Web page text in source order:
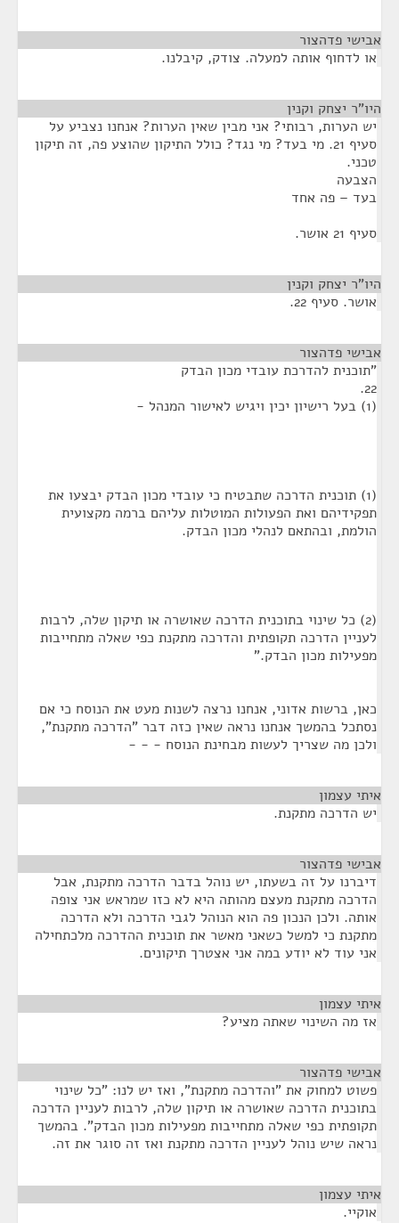
אבישי פדהצור
או לדחוף אותה למעלה. צודק, קיבלנו.
היו"ר יצחק וקנין
יש הערות, רבותי? אני מבין שאין הערות? אנחנו נצביע על
סעיף 21. מי בעד? מי נגד? כולל התיקון שהוצע פה, זה תיקון
טכני.
הצבעה
בעד – פה אחד
סעיף 21 אושר.
היו"ר יצחק וקנין
אושר. סעיף 22.
אבישי פדהצור
"תוכנית להדרכת עובדי מכון הבדק
22.
(1) בעל רישיון יכין ויגיש לאישור המנהל -
(1) תוכנית הדרכה שתבטיח כי עובדי מכון הבדק יבצעו את
תפקידיהם ואת הפעולות המוטלות עליהם ברמה מקצועית
הולמת, ובהתאם לנהלי מכון הבדק.
(2) כל שינוי בתוכנית הדרכה שאושרה או תיקון שלה, לרבות
לעניין הדרכה תקופתית והדרכה מתקנת כפי שאלה מתחייבות
מפעילות מכון הבדק."
כאן, ברשות אדוני, אנחנו נרצה לשנות מעט את הנוסח כי אם
נסתכל בהמשך אנחנו נראה שאין כזה דבר "הדרכה מתקנת",
ולכן מה שצריך לעשות מבחינת הנוסח - - -
איתי עצמון
יש הדרכה מתקנת.
אבישי פדהצור
דיברנו על זה בשעתו, יש נוהל בדבר הדרכה מתקנת, אבל
הדרכה מתקנת מעצם מהותה היא לא כזו שמראש אני צופה
אותה. ולכן הנכון פה הוא הנוהל לגבי הדרכה ולא הדרכה
מתקנת כי למשל כשאני מאשר את תוכנית ההדרכה מלכתחילה
אני עוד לא יודע במה אני אצטרך תיקונים.
איתי עצמון
אז מה השינוי שאתה מציע?
אבישי פדהצור
פשוט למחוק את "והדרכה מתקנת", ואז יש לנו: "כל שינוי
בתוכנית הדרכה שאושרה או תיקון שלה, לרבות לעניין הדרכה
תקופתית כפי שאלה מתחייבות מפעילות מכון הבדק". בהמשך
נראה שיש נוהל לעניין הדרכה מתקנת ואז זה סוגר את זה.
איתי עצמון
אוקיי.